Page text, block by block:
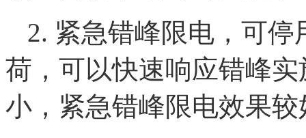
2. 紧急错峰限电，可
荷，可以快速响应错峰
小，紧急错峰限电效果较